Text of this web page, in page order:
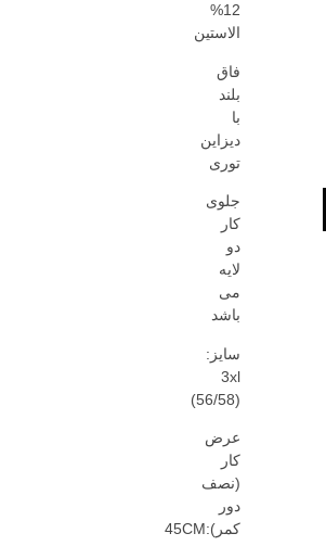
12%
الاستین
فاق
بلند
با
دیزاین
توری
جلوی
کار
دو
لایه
می
باشد
سایز:
3xl
(56/58)
عرض
کار
(نصف
دور
کمر):45CM